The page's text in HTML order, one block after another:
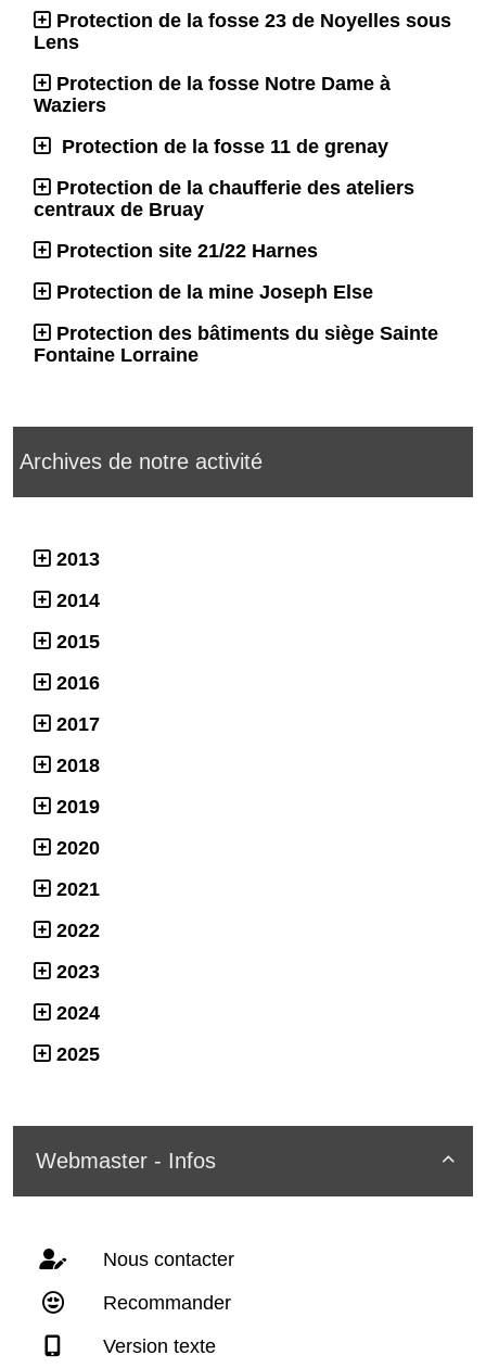
Protection de la fosse 23 de Noyelles sous
Lens
Protection de la fosse Notre Dame à
Waziers
Protection de la fosse 11 de grenay
Protection de la chaufferie des ateliers
centraux de Bruay
Protection site 21/22 Harnes
Protection de la mine Joseph Else
Protection des bâtiments du siège Sainte
Fontaine Lorraine
Archives de notre activité
2013
2014
2015
2016
2017
2018
2019
2020
2021
2022
2023
2024
2025

Webmaster - Infos
Nous contacter
Recommander
Version texte